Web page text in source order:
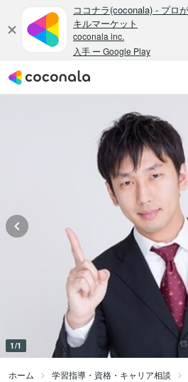
1/1
ホーム 学習指導・資格・キャリア相談